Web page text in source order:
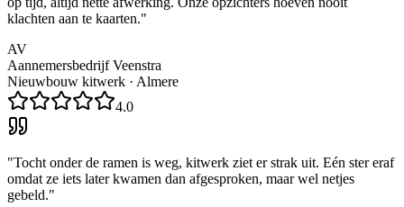
klachten aan te kaarten."
AV
Aannemersbedrijf Veenstra
Nieuwbouw kitwerk · Almere
4.0
"Tocht onder de ramen is weg, kitwerk ziet er strak uit. Eén ster eraf
omdat ze iets later kwamen dan afgesproken, maar wel netjes
gebeld."